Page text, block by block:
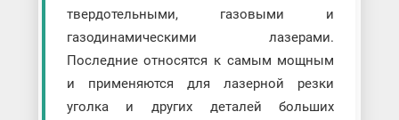
твердотельными, газовыми и
газодинамическими лазерами.
Последние относятся к самым мощным
и применяются для лазерной резки
уголка и других деталей больших